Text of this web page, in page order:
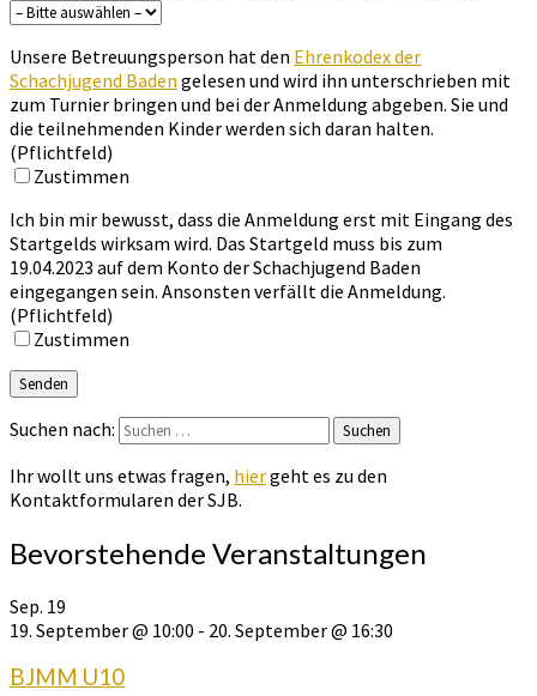
Unsere Betreuungsperson hat den Ehrenkodex der
Schachjugend Baden gelesen und wird ihn unterschrieben mit
zum Turnier bringen und bei der Anmeldung abgeben. Sie und
die teilnehmenden Kinder werden sich daran halten.
(Pflichtfeld)
Zustimmen
Ich bin mir bewusst, dass die Anmeldung erst mit Eingang des
Startgelds wirksam wird. Das Startgeld muss bis zum
19.04.2023 auf dem Konto der Schachjugend Baden
eingegangen sein. Ansonsten verfällt die Anmeldung.
(Pflichtfeld)
Zustimmen
Suchen nach: Suchen
Ihr wollt uns etwas fragen, hiergeht es zu den
Kontaktformularen der SJB.
Bevorstehende Veranstaltungen
Sep. 19
19. September @ 10:00 - 20. September @ 16:30
BJMM U10